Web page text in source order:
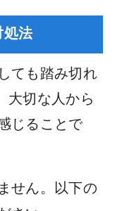
処法
ても踏み切れ
大切な人から
じることで
せん。以下の